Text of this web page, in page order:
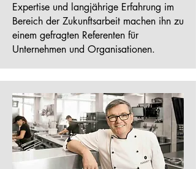
Expertise und langjährige Erfahrung im
Bereich der Zukunftsarbeit machen ihn zu
einem gefragten Referenten für
Unternehmen und Organisationen.